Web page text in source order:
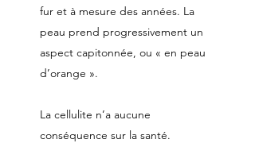
fur et à mesure des années. La
peau prend progressivement un
aspect capitonnée, ou « en peau
d’orange ».
La cellulite n’a aucune
conséquence sur la santé.